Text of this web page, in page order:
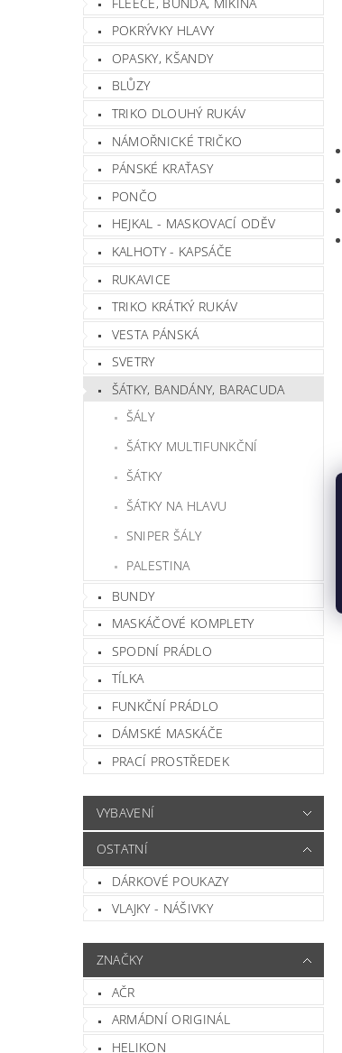
POKRÝVKY HLAVY
OPASKY, KŠANDY
BLŮZY
TRIKO DLOUHÝ RUKÁV
NÁMOŘNICKÉ TRIČKO
PÁNSKÉ KRAŤASY
PONČO
HEJKAL - MASKOVACÍ ODĚV
KALHOTY - KAPSÁČE
RUKAVICE
TRIKO KRÁTKÝ RUKÁV
VESTA PÁNSKÁ
SVETRY
ŠÁTKY, BANDÁNY, BARACUDA
ŠÁLY
ŠÁTKY MULTIFUNKČNÍ
ŠÁTKY
ŠÁTKY NA HLAVU
SNIPER ŠÁLY
PALESTINA
BUNDY
MASKÁČOVÉ KOMPLETY
SPODNÍ PRÁDLO
TÍLKA
FUNKČNÍ PRÁDLO
DÁMSKÉ MASKÁČE
PRACÍ PROSTŘEDEK
VYBAVENÍ
OSTATNÍ
DÁRKOVÉ POUKAZY
VLAJKY - NÁŠIVKY
ZNAČKY
AČR
ARMÁDNÍ ORIGINÁL
HELIKON